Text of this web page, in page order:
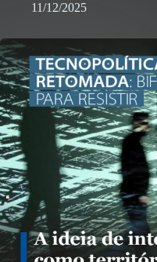
11/12/2025